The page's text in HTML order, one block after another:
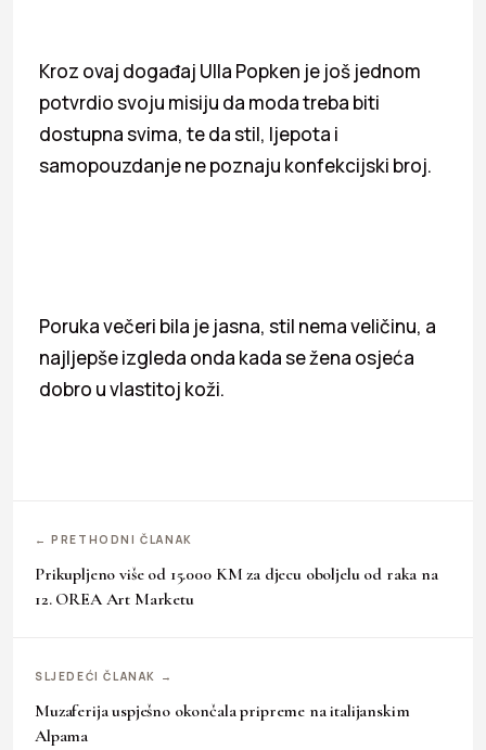
Kroz ovaj događaj Ulla Popken je još jednom
potvrdio svoju misiju da moda treba biti
dostupna svima, te da stil, ljepota i
samopouzdanje ne poznaju konfekcijski broj.
Poruka večeri bila je jasna, stil nema veličinu, a
najljepše izgleda onda kada se žena osjeća
dobro u vlastitoj koži.
← PRETHODNI ČLANAK
Prikupljeno više od 15.000 KM za djecu oboljelu od raka na
12. OREA Art Marketu
SLJEDEĆI ČLANAK →
Muzaferija uspješno okončala pripreme na italijanskim
Alpama